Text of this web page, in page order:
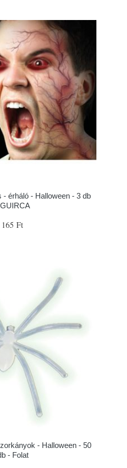
- érháló - Halloween - 3 db
165 Ft
- Halloween - 50
- Folat